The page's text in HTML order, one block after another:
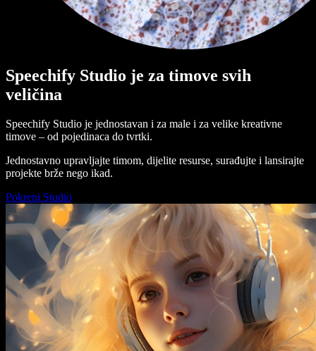
Speechify Studio je za timove svih
veličina
Speechify Studio je jednostavan i za male i za velike kreativne
timove – od pojedinaca do tvrtki.
Jednostavno upravljajte timom, dijelite resurse, surađujte i lansirajte
projekte brže nego ikad.
Pokreni Studio